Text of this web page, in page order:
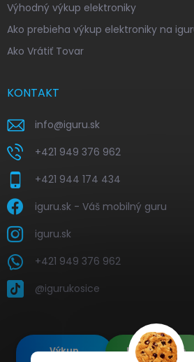
Výhodný výkup elektroniky
Ako prebieha výkup elektroniky na
Ako Vrátiť Tovar
KONTAKT
info@iguru.sk
+421 949 376 962
+421 944 174 434
iguru.sk - Váš mobilný guru
iguru.sk
+421 949 376 962
@igurukosice
Výkup
Renovované